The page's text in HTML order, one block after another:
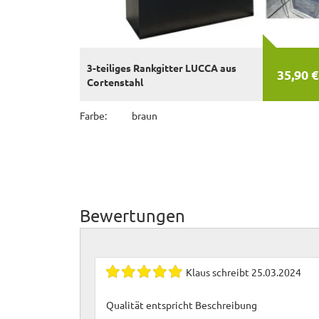
35,90
3-teiliges Rankgitter LUCCA aus
Cortenstahl
Farbe: braun
Bewertungen
Klausschreibt 25.03.2024
Qualität entspricht Beschreibung